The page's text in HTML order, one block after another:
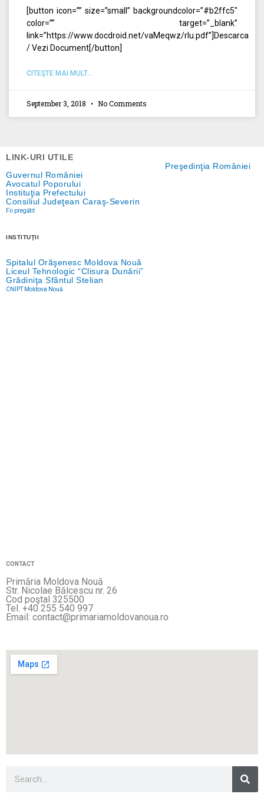
[button icon=”” size=”small” backgroundcolor=”#b2ffc5″
color=”” target=”_blank”
link=”https://www.docdroid.net/vaMeqwz/rlu.pdf”]Descarca
/ Vezi Document[/button]
CITEŞTE MAI MULT...
September 3, 2018 No Comments
LINK-URI UTILE
Preşedinţia României
Guvernul României
Avocatul Poporului
Instituţia Prefectului
Consiliul Judeţean Caraş-Severin
Fii pregătit
INSTITUŢII
Spitalul Orăşenesc Moldova Nouă
Liceul Tehnologic “Clisura Dunării”
Grădiniţa Sfântul Stelian
CNIPT Moldova Nouă
CONTACT
Primăria Moldova Nouă
Str. Nicolae Bălcescu nr. 26
Cod poştal 325500
Tel. +40 255 540 997
Email: contact@primariamoldovanoua.ro